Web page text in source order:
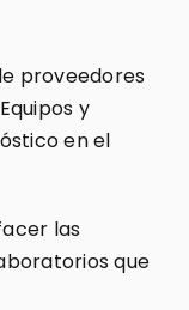
proveedores
y
en el
las
que